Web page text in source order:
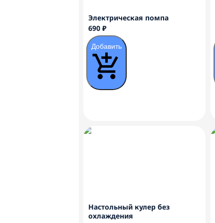
Электрическая помпа
690 ₽
Добавить
Настольный кулер без
охлаждения